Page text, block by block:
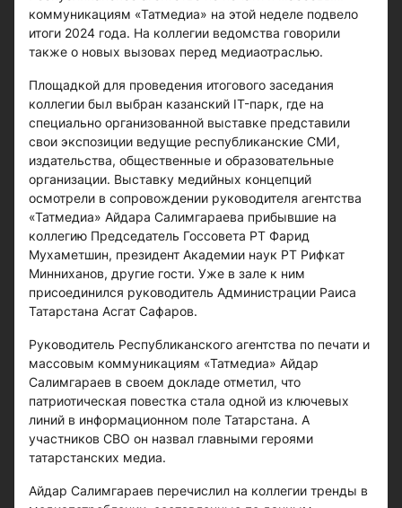
коммуникациям «Татмедиа» на этой неделе подвело
итоги 2024 года. На коллегии ведомства говорили
также о новых вызовах перед медиаотраслью.
Площадкой для проведения итогового заседания
коллегии был выбран казанский IT-парк, где на
специально организованной выставке представили
свои экспозиции ведущие республиканские СМИ,
издательства, общественные и образовательные
организации. Выставку медийных концепций
осмотрели в сопровождении руководителя агентства
«Татмедиа» Айдара Салимгараева прибывшие на
коллегию Председатель Госсовета РТ Фарид
Мухаметшин, президент Академии наук РТ Рифкат
Минниханов, другие гости. Уже в зале к ним
присоединился руководитель Администрации Раиса
Татарстана Асгат Сафаров.
Руководитель Республиканского агентства по печати и
массовым коммуникациям «Татмедиа» Айдар
Салимгараев в своем докладе отметил, что
патриотическая повестка стала одной из ключевых
линий в информационном поле Татарстана. А
участников СВО он назвал главными героями
татарстанских медиа.
Айдар Салимгараев перечислил на коллегии тренды в